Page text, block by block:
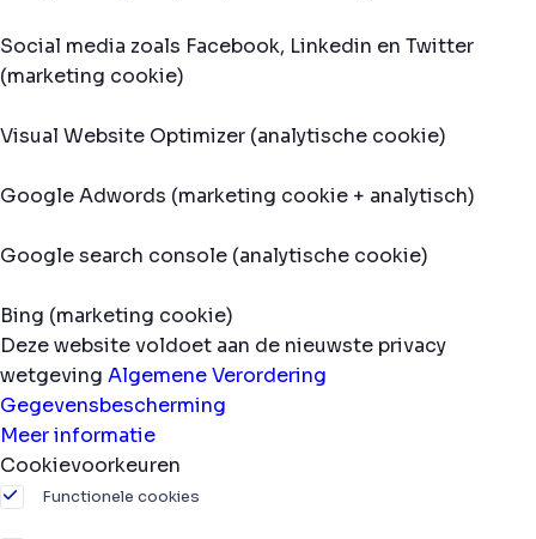
Social media zoals Facebook, Linkedin en Twitter
(marketing cookie)
Visual Website Optimizer (analytische cookie)
Google Adwords (marketing cookie + analytisch)
Google search console (analytische cookie)
Bing (marketing cookie)
Deze website voldoet aan de nieuwste privacy
wetgeving Algemene Verordering
Gegevensbescherming
Meer informatie
Cookievoorkeuren
Functionele cookies